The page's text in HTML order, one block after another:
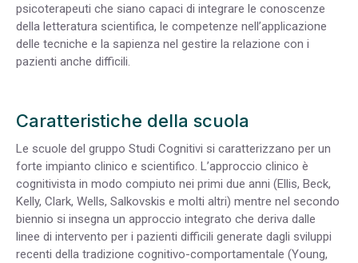
psicoterapeuti che siano capaci di integrare le conoscenze
della letteratura scientifica, le competenze nell’applicazione
delle tecniche e la sapienza nel gestire la relazione con i
pazienti anche difficili.
Caratteristiche della scuola
Le scuole del gruppo Studi Cognitivi si caratterizzano per un
forte impianto clinico e scientifico. L’approccio clinico è
cognitivista in modo compiuto nei primi due anni (Ellis, Beck,
Kelly, Clark, Wells, Salkovskis e molti altri) mentre nel secondo
biennio si insegna un approccio integrato che deriva dalle
linee di intervento per i pazienti difficili generate dagli sviluppi
recenti della tradizione cognitivo-comportamentale (Young,